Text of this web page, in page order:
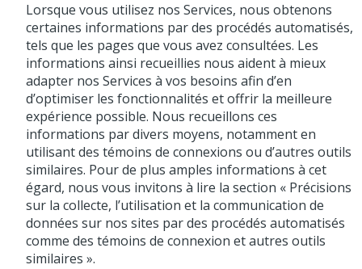
Lorsque vous utilisez nos Services, nous obtenons
certaines informations par des procédés automatisés,
tels que les pages que vous avez consultées. Les
informations ainsi recueillies nous aident à mieux
adapter nos Services à vos besoins afin d’en
d’optimiser les fonctionnalités et offrir la meilleure
expérience possible. Nous recueillons ces
informations par divers moyens, notamment en
utilisant des témoins de connexions ou d’autres outils
similaires. Pour de plus amples informations à cet
égard, nous vous invitons à lire la section « Précisions
sur la collecte, l’utilisation et la communication de
données sur nos sites par des procédés automatisés
comme des témoins de connexion et autres outils
similaires ».